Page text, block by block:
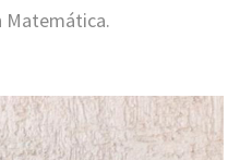
Matemática.